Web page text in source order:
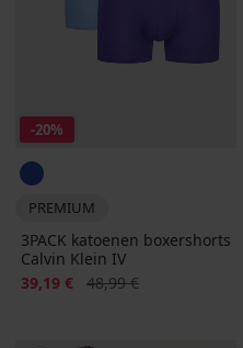
-20%
PREMIUM
3PACK katoenen boxershorts
Calvin Klein IV
Korting
39,19 € Oorspronkelijke prijs
48,99 €